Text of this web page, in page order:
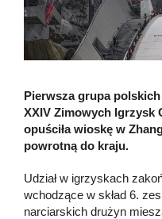
Pierwsza grupa
XXIV Zimowych Igrzysk
opuściła wioskę w
powrotną do kraju.
Udział w igrzyskach
wchodzące w skład 6.
narciarskich drużyn